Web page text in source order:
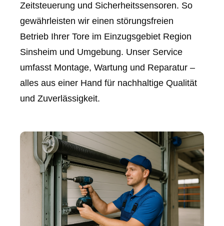
Zeitsteuerung und Sicherheitssensoren. So
gewährleisten wir einen störungsfreien
Betrieb Ihrer Tore im Einzugsgebiet Region
Sinsheim und Umgebung. Unser Service
umfasst Montage, Wartung und Reparatur –
alles aus einer Hand für nachhaltige Qualität
und Zuverlässigkeit.